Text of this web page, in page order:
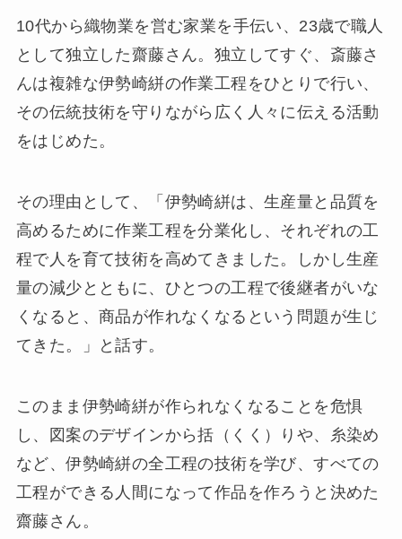
10代から織物業を営む家業を⼿伝い、23歳で職⼈
として独⽴した齋藤さん。独立してすぐ、斎藤さ
んは複雑な伊勢崎絣の作業⼯程をひとりで行い、
その伝統技術を守りながら広く人々に伝える活動
をはじめた。
その理由として、「伊勢崎絣は、生産量と品質を
高めるために作業工程を分業化し、それぞれの工
程で人を育て技術を高めてきました。しかし生産
量の減少とともに、ひとつの工程で後継者がいな
くなると、商品が作れなくなるという問題が生じ
てきた。」と話す。
このまま伊勢崎絣が作られなくなることを危惧
し、図案のデザインから括（くく）りや、⽷染め
など、伊勢崎絣の全工程の技術を学び、すべての
工程ができる人間になって作品を作ろうと決めた
齋藤さん。